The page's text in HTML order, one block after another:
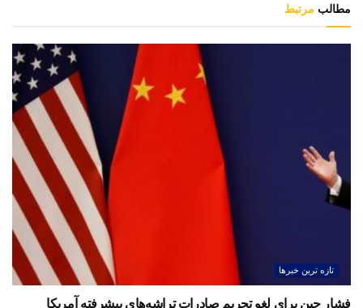
مطالب مرتبط
تازه ترین خبرها
فشار چین برای لغو تحریم صادرات تراشه‌های پیشرفته آمریکا